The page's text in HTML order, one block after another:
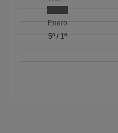
Enero
5º/ 1º